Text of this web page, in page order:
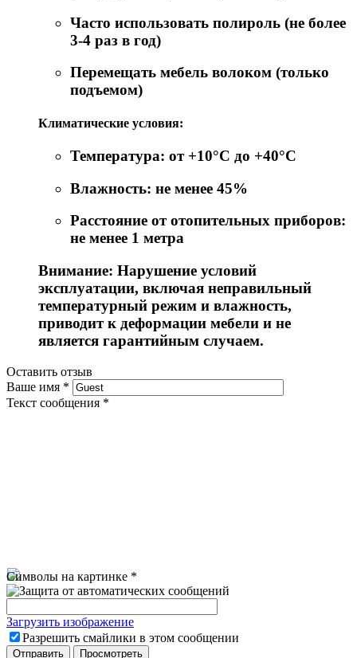
Часто использовать полироль (не более
3-4 раз в год)
Перемещать мебель волоком (только
подъемом)
Климатические условия:
Температура: от +10°C до +40°C
Влажность: не менее 45%
Расстояние от отопительных приборов:
не менее 1 метра
Внимание: Нарушение условий
эксплуатации, включая неправильный
температурный режим и влажность,
приводит к деформации мебели и не
является гарантийным случаем.
Оставить отзыв
Ваше имя *
Текст сообщения *
Символы на картинке *
Загрузить изображение
Разрешить смайлики в этом сообщении